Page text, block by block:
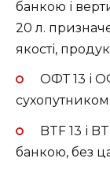
банкою і
20 л.
якості,
ОФТ 13 і
сухопутником
BTF 13 і
банкою, без